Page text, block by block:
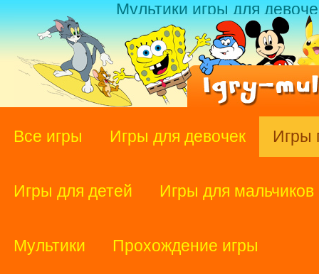
Мультики игры для
Все игры Игры для девочек Игры
Игры для детей Игры для мальчиков
Мультики Прохождение игры